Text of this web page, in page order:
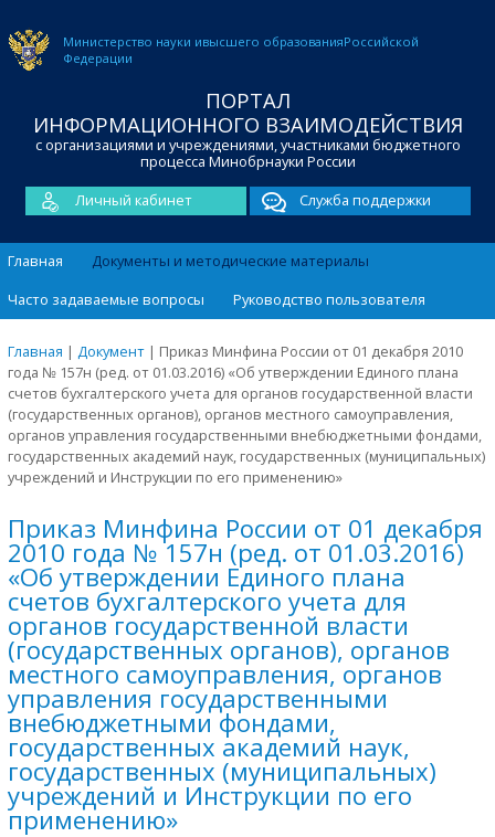
Министерство науки ивысшего образованияРоссийской
Федерации
ПОРТАЛ
ИНФОРМАЦИОННОГО ВЗАИМОДЕЙСТВИЯ
с организациями и учреждениями, участниками бюджетного
процесса Минобрнауки России
Личный кабинет
Служба поддержки
Главная
Документы и методические материалы
Часто задаваемые вопросы
Руководство пользователя
Главная | Документ | Приказ Минфина России от 01 декабря 2010
года № 157н (ред. от 01.03.2016) «Об утверждении Единого плана
счетов бухгалтерского учета для органов государственной власти
(государственных органов), органов местного самоуправления,
органов управления государственными внебюджетными фондами,
государственных академий наук, государственных (муниципальных)
учреждений и Инструкции по его применению»
Приказ Минфина России от 01 декабря
2010 года № 157н (ред. от 01.03.2016)
«Об утверждении Единого плана
счетов бухгалтерского учета для
органов государственной власти
(государственных органов), органов
местного самоуправления, органов
управления государственными
внебюджетными фондами,
государственных академий наук,
государственных (муниципальных)
учреждений и Инструкции по его
применению»